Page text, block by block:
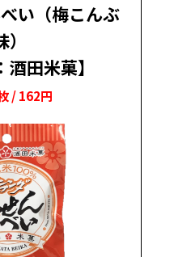
い（梅こんぶ
）
酒田米菓】
/ 162円